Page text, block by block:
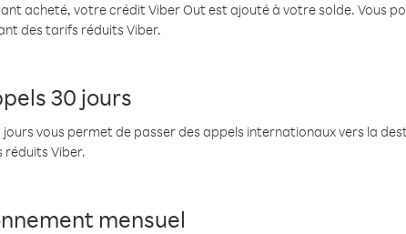
acheté, votre crédit Viber Out est ajouté à votre solde. Vous
des tarifs réduits Viber.
30 jours
vous permet de passer des appels internationaux vers la
Viber.
mensuel